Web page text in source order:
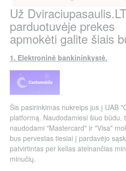
Už
parduotuvėje prekes
apmokėti galite šiais
1. Elektroninė bankininkystė.
Šis pasirinkimas nukreips jus į UAB
platformą. Naudodamiesi šiuo būdu,
naudodami "Mastercard" ir "Visa"
bus pervestas tiesiai į pardavėjo
patvirtintas per kelias ateinančias
minučių.